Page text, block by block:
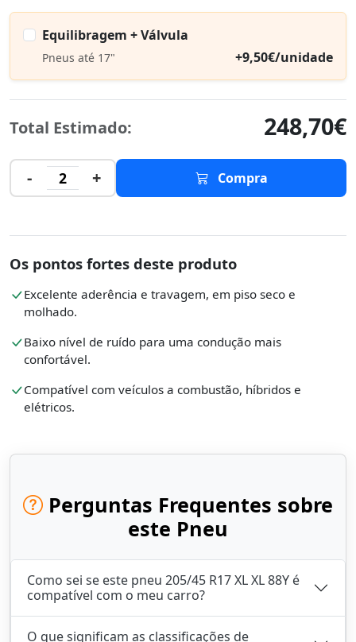
Equilibragem + Válvula
Pneus até 17" +9,50€/unidade
Total Estimado: 248,70€
- 2 + Compra
Os pontos fortes deste produto
Excelente aderência e travagem, em piso seco e
molhado.
Baixo nível de ruído para uma condução mais
confortável.
Compatível com veículos a combustão, híbridos e
elétricos.
Perguntas Frequentes sobre
este Pneu
Como sei se este pneu 205/45 R17 XL XL 88Y é
compatível com o meu carro?
O que significam as classificações de